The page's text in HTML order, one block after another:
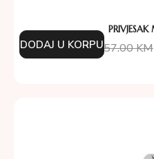
57.00KM
DODAJ U KORPU